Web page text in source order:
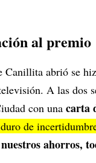
al premio
Canillita abrió se
A las dos
con una carta
de
ahorros,